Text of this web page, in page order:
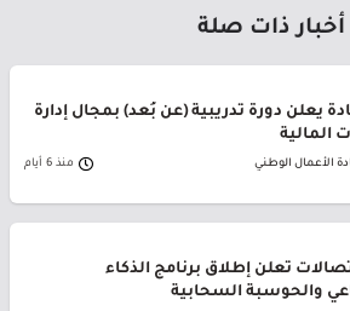
أخبار ذات صلة
يعلن دورة تدريبية (عن بُعد) بمجال إدارة
المالية
الأعمال الوطني منذ 6 أيام
تعلن إطلاق برنامج الذكاء
والحوسبة السحابية